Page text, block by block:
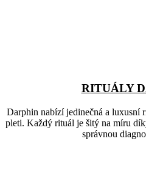
RITUÁLY
Darphin nabízí jedinečná a luxusní
pleti. Každý rituál je šitý na míru
správnou